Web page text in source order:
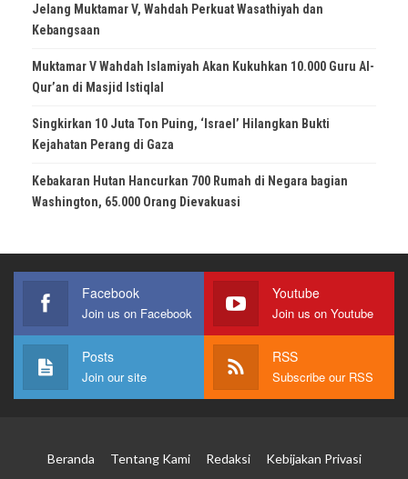
Jelang Muktamar V, Wahdah Perkuat Wasathiyah dan
Kebangsaan
Muktamar V Wahdah Islamiyah Akan Kukuhkan 10.000 Guru Al-
Qur’an di Masjid Istiqlal
Singkirkan 10 Juta Ton Puing, ‘Israel’ Hilangkan Bukti
Kejahatan Perang di Gaza
Kebakaran Hutan Hancurkan 700 Rumah di Negara bagian
Washington, 65.000 Orang Dievakuasi
Facebook
Join us on Facebook
Youtube
Join us on Youtube
Posts
Join our site
RSS
Subscribe our RSS
Beranda Tentang Kami Redaksi
Kebijakan Privasi